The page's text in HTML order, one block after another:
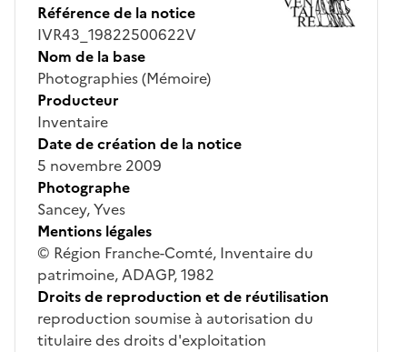
Référence de la notice
IVR43_19822500622V
Nom de la base
Photographies (Mémoire)
Producteur
Inventaire
Date de création de la notice
5 novembre 2009
Photographe
Sancey, Yves
Mentions légales
© Région Franche-Comté, Inventaire du
patrimoine, ADAGP, 1982
Droits de reproduction et de réutilisation
reproduction soumise à autorisation du
titulaire des droits d'exploitation